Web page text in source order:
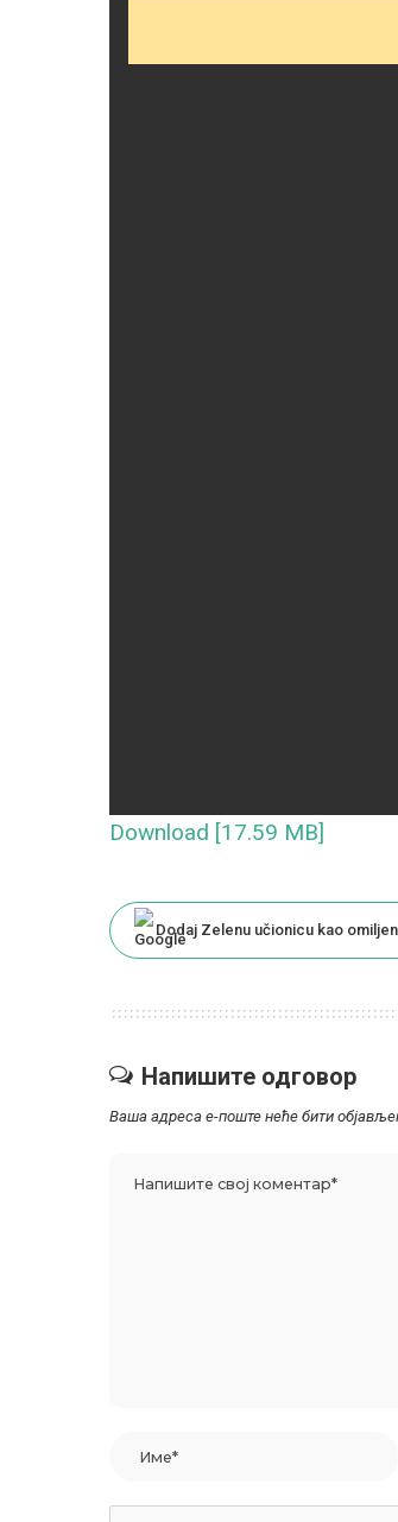
Download [17.59 MB]
Dodaj Zelenu učionicu kao
Напишите одговор
Ваша адреса е-поште неће бити